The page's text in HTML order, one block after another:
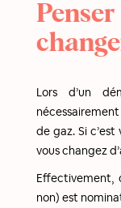
Lors d’un
de gaz. Si
vous changez
Effectivement,
non) est